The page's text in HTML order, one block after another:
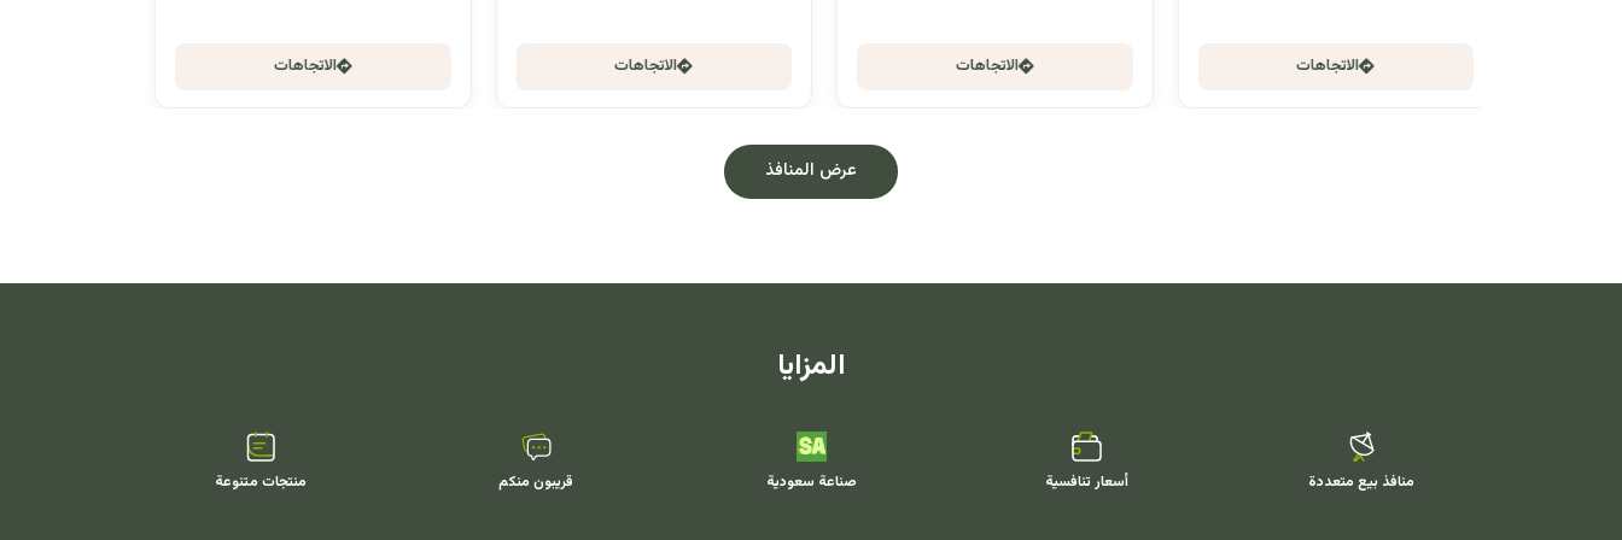
الاتجاهات الاتجاهات الاتجاهات الاتجاهات
عرض المنافذ
المزايا
منافذ بيع متعددة أسعار تنافسية صناعة سعودية قريبون منكم منتجات متنوعة